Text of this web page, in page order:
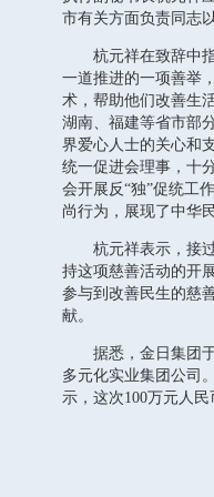
市有关方面负责同志
杭元祥在致辞中指
一道推进的一项善举
术，帮助他们改善生
湖南、福建等省市部
界爱心人士的关心和
统一促进会理事，十
会开展反“独”促统工
尚行为，展现了中华
杭元祥表示，接过
持这项慈善活动的开
参与到改善民生的慈
献。
据悉，金日集团于
多元化实业集团公司
示，这次100万元人